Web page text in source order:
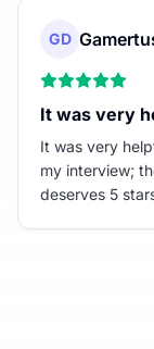
GD
It was very
It was very
my interview;
deserves 5